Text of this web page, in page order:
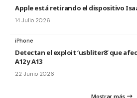
Apple está retirando el dispositivo
14 Julio 2026
iPhone
Detectan el exploit ‘usbliter8’ que
A12 y A13
22 Junio 2026
Mostrar más